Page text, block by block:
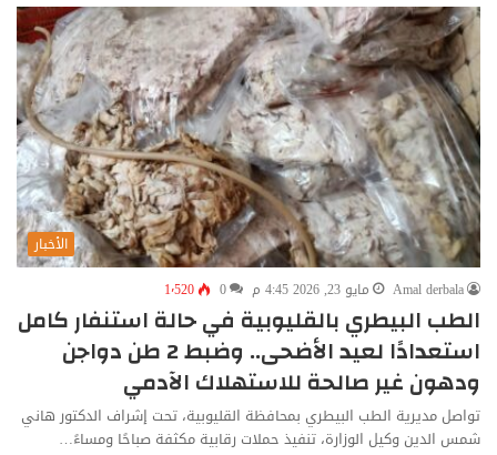
الأخبار
Amal derbala
مايو 23, 2026 4:45 م 0 1٬520
الطب البيطري بالقليوبية في حالة استنفار كامل
استعدادًا لعيد الأضحى.. وضبط 2 طن دواجن
ودهون غير صالحة للاستهلاك الآدمي
تواصل مديرية الطب البيطري بمحافظة القليوبية، تحت إشراف الدكتور هاني
شمس الدين وكيل الوزارة، تنفيذ حملات رقابية مكثفة صباحًا ومساءً…